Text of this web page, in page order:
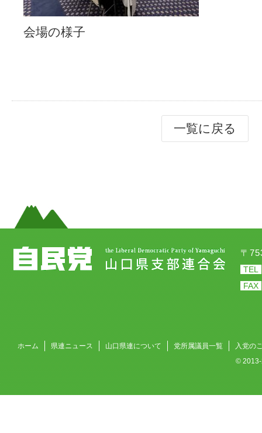
会場の様子
一覧に戻る
〒
TEL
FAX
ホーム 県連ニュース 山口県連について 党所属議員一覧
入党の
© 2013-